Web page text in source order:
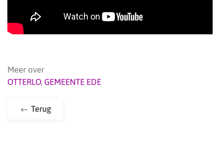
Meer over
OTTERLO, GEMEENTE EDE
Terug